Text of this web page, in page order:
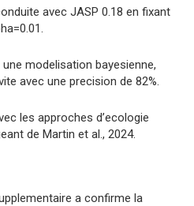
avec JASP 0.18 en fixant
modelisation bayesienne,
avec une precision de 82%.
les approches d’ecologie
de Martin et al., 2024.
a confirme la